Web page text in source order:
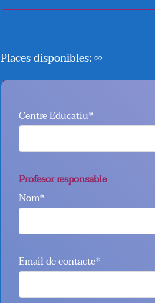
Places disponibles: ∞
Centre Educatiu*
Profesor responsable
Nom*
Email de contacte*